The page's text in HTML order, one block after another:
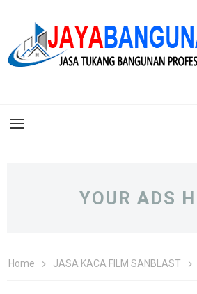
YOUR ADS
Home JASA KACA FILM SANBLAST